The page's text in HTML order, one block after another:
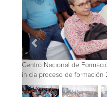
Centro Nacional de
inicia proceso de formación